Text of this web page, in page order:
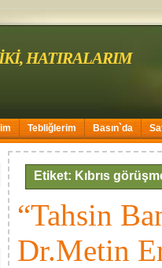
HATIRALARIM
Tebliğlerim Basın`da
Etiket: Kıbrıs
“Tahsin
Dr.Metin